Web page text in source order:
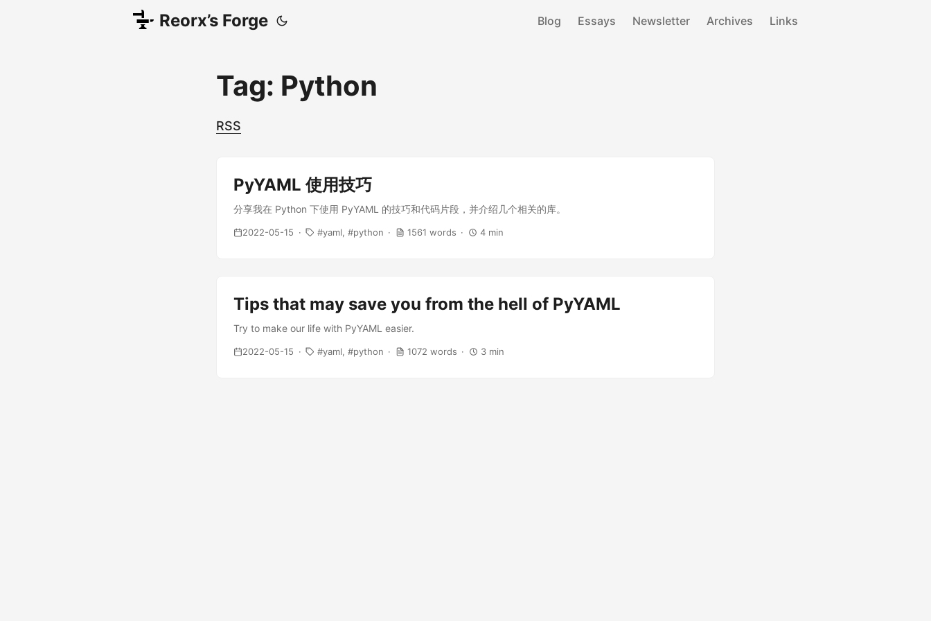
Reorx’s Forge Blog Essays Newsletter Archives Links
Tag: Python
RSS
PyYAML 使用技巧
分享我在 Python 下使用 PyYAML 的技巧和代码片段，并介绍几个相关的库。
2022-05-15 yaml python 1561 words 4 min
Tips that may save you from the hell of PyYAML
Try to make our life with PyYAML easier.
2022-05-15 yaml python 1072 words 3 min